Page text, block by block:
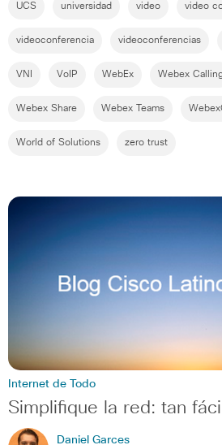
UCS universidad video video
videoconferencia videoconferencias
VNI VoIP WebEx Webex
Webex Share Webex Teams
World of Solutions zero trust
Internet de Todo
Simplifique la red: tan
Daniel Garces